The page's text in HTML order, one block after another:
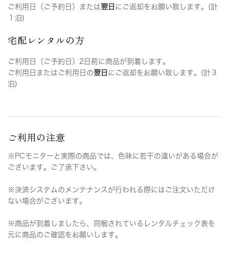
ご利用日（ご予約日）または翌日 にご返却をお願い致します。(計
１泊)
宅配レンタルの方
ご利用日（ご予約日）2日前に商品が到着します。
ご利用日またはご利用日の翌日 にご返却をお願い致します。(計３
泊)
ご利用の注意
※PCモニターと実際の商品では、色味に若干の違いがある場合が
ございます。ご了承下さい。
※決済システムのメンテナンスが行われる際にはご注文いただけ
ない場合がございます。
※商品が到着しましたら、同梱されているレンタルチェック表を
元に商品のご確認をお願いします。